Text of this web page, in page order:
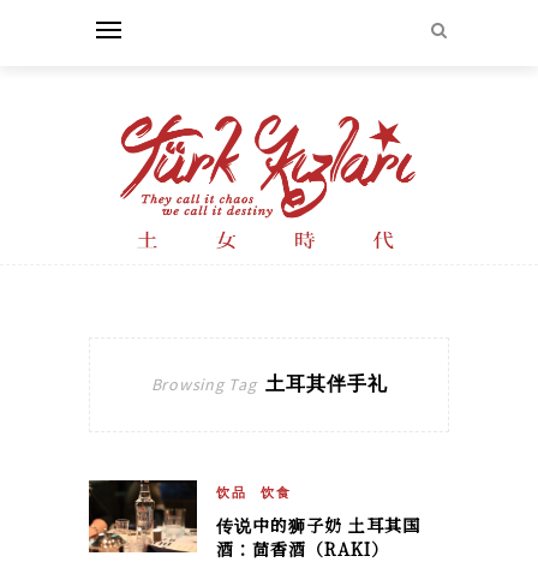
Browsing Tag 土耳其伴手礼
饮品 饮食
传说中的狮子奶 土耳其国
酒：茴香酒（RAKI）